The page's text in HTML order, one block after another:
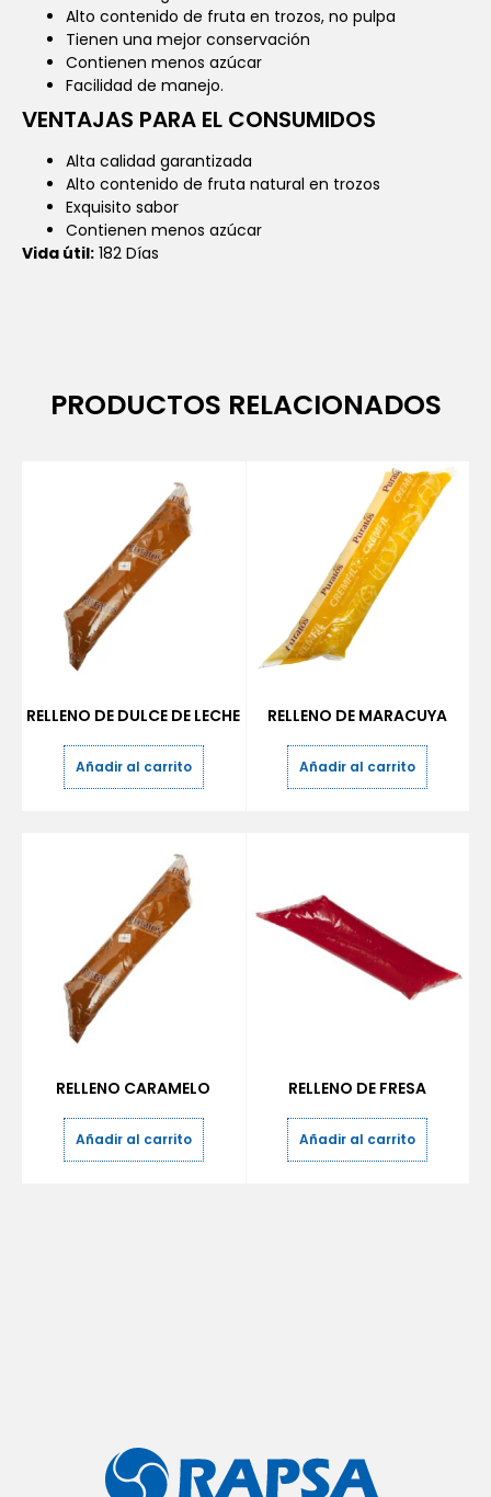
Alto contenido de fruta en trozos, no pulpa
Tienen una mejor conservación
Contienen menos azúcar
Facilidad de manejo.
VENTAJAS PARA EL CONSUMIDOS
Alta calidad garantizada
Alto contenido de fruta natural en trozos
Exquisito sabor
Contienen menos azúcar
Vida útil: 182 Días
PRODUCTOS RELACIONADOS
RELLENO DE DULCE DE LECHE
Añadir al carrito
RELLENO DE MARACUYA
Añadir al carrito
RELLENO CARAMELO
Añadir al carrito
RELLENO DE FRESA
Añadir al carrito